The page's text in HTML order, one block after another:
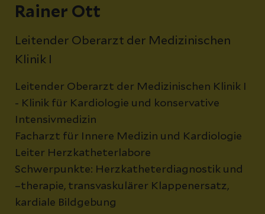
Rainer Ott
Leitender Oberarzt der Medizinischen
Klinik I
Leitender Oberarzt der Medizinischen Klinik I
- Klinik für Kardiologie und konservative
Intensivmedizin
Facharzt für Innere Medizin und Kardiologie
Leiter Herzkatheterlabore
Schwerpunkte: Herzkatheterdiagnostik und
–therapie, transvaskulärer Klappenersatz,
kardiale Bildgebung